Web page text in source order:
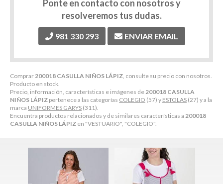
Comprar200018 CASULLA NIÑOS LÁPIZ, consulte su precio con nosotros.
Producto en stock.
Precio, información, características e imágenes de200018 CASULLA
NIÑOS LÁPIZ pertenece a las categorías COLEGIO (57) y ESTOLAS (27) y a la
marca UNIFORMES GARYS (311).
Encuentra productos relacionados y de similares características a 200018
CASULLA NIÑOS LÁPIZ en "VESTUARIO", "COLEGIO".
Ponte en contacto con nosotros y
resolveremos tus dudas.
981 330 293 ENVIAR EMAIL